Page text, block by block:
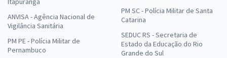
ANVISA - Agência Nacional de
Vigilância Sanitária
PM PE - Polícia Militar de
Pernambuco
PM SC - Polícia Militar de Santa
Catarina
SEDUC RS - Secretaria de
Estado da Educação do Rio
Grande do Sul